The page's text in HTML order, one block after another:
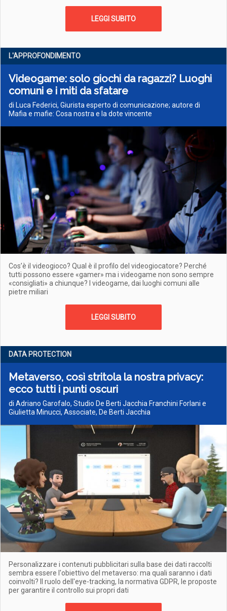
LEGGI SUBITO
L'APPROFONDIMENTO
Videogame: solo giochi da ragazzi? Luoghi
comuni e i miti da sfatare
di Luca Federici, Giurista esperto di comunicazione; autore di
Mafia e mafie: Cosa nostra e la dote vincente
Cos’è il videogioco? Qual è il profilo del videogiocatore? Perché
tutti possono essere «gamer» ma i videogame non sono sempre
«consigliati» a chiunque? I videogame, dai luoghi comuni alle
pietre miliari
LEGGI SUBITO
DATA PROTECTION
Metaverso, così stritola la nostra privacy:
ecco tutti i punti oscuri
di Adriano Garofalo, Studio De Berti Jacchia Franchini Forlani e
Giulietta Minucci, Associate, De Berti Jacchia
Personalizzare i contenuti pubblicitari sulla base dei dati raccolti
sembra essere l'obiettivo del metaverso: ma quali saranno i dati
coinvolti? Il ruolo dell'eye-tracking, la normativa GDPR, le proposte
per garantire il controllo sui propri dati